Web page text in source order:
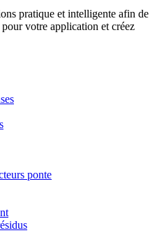
pratique et intelligente afin de
votre application et créez
ponte